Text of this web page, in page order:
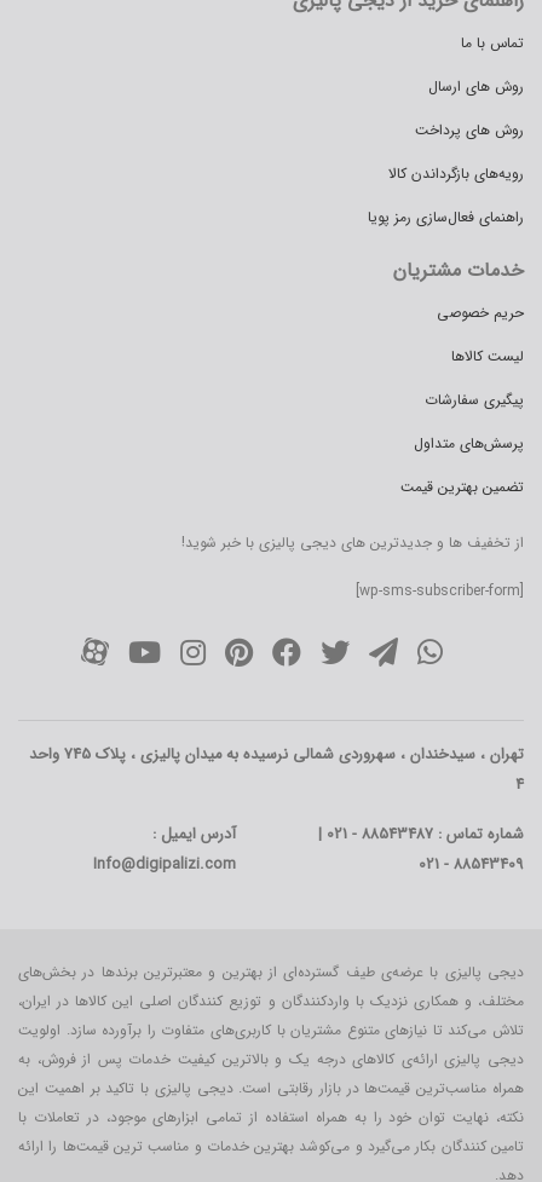
تماس با ما
روش های ارسال
روش های پرداخت
رویه‌های بازگرداندن کالا
راهنمای فعال‌سازی رمز پویا
خدمات مشتریان
حریم خصوصی
لیست کالاها
پیگیری سفارشات
پرسش‌های متداول
تضمین بهترین قیمت
از تخفیف ها و جدیدترین های دیجی پالیزی با خبر شوید!
[wp-sms-subscriber-form]
تهران ، سیدخندان ، سهروردی شمالی نرسیده به میدان پالیزی ، پلاک 745 واحد
4
شماره تماس : 88543487 - 021 |
88543409 - 021
آدرس ایمیل :
Info@digipalizi.com
دیجی پالیزی با عرضه‌ی طیف گسترده‌ای از بهترین و معتبرترین برندها در بخش‌های
مختلف، و همکاری نزدیک با واردکنندگان و توزیع کنندگان اصلی این کالاها در ایران،
تلاش می‌کند تا نیازهای متنوع مشتریان با کاربری‌‌های متفاوت را برآورده سازد. اولویت
دیجی پالیزی ارائه‌ی کالاهای درجه یک و بالاترین کیفیت خدمات پس از فروش، به
همراه مناسب‌ترین قیمت‌ها در بازار رقابتی است. دیجی پالیزی با تاکید بر اهمیت این
نکته، نهایت توان خود را به همراه استفاده از تمامی ابزارهای موجود، در تعاملات با
تامین کنندگان بکار می‎‌گیرد و می‌کوشد بهترین خدمات و مناسب ترین قیمت‌ها را ارائه
دهد.